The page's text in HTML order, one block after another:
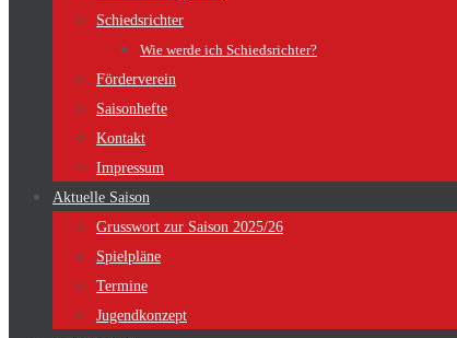
Schiedsrichter
Wie werde ich Schiedsrichter?
Förderverein
Saisonhefte
Kontakt
Impressum
Aktuelle Saison
Grusswort zur Saison 2025/26
Spielpläne
Termine
Jugendkonzept